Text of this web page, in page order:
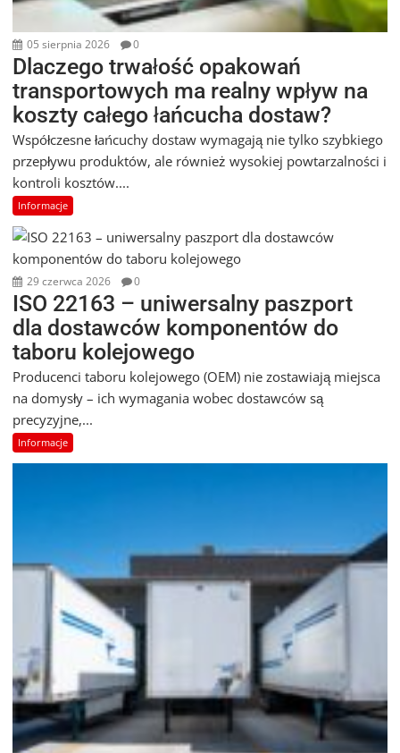
05 sierpnia 2026 0
Dlaczego trwałość opakowań
transportowych ma realny wpływ na
koszty całego łańcucha dostaw?
Współczesne łańcuchy dostaw wymagają nie tylko szybkiego
przepływu produktów, ale również wysokiej powtarzalności i
kontroli kosztów....
Informacje
29 czerwca 2026 0
ISO 22163 – uniwersalny paszport
dla dostawców komponentów do
taboru kolejowego
Producenci taboru kolejowego (OEM) nie zostawiają miejsca
na domysły – ich wymagania wobec dostawców są
precyzyjne,...
Informacje